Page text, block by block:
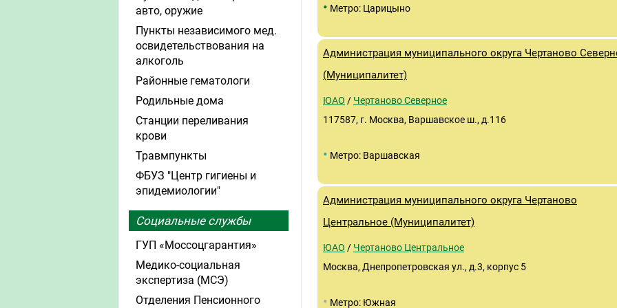
• Метро: Царицыно
Администрация муниципального округа Чертаново
(Муниципалитет)
ЮАО / Чертаново Северное
117587, г. Москва, Варшавское ш., д.116
• Метро: Варшавская
Администрация муниципального округа Чертаново
Центральное (Муниципалитет)
ЮАО / Чертаново Центральное
Москва, Днепропетровская ул., д.3, корпус 5
• Метро: Южная
авто, оружие
Пункты независимого мед.
освидетельствования на
алкоголь
Районные гематологи
Родильные дома
Станции переливания
крови
Травмпункты
ФБУЗ "Центр гигиены и
эпидемиологии"
Социальные службы
ГУП «Моссоцгарантия»
Медико-социальная
экспертиза (МСЭ)
Отделения Пенсионного